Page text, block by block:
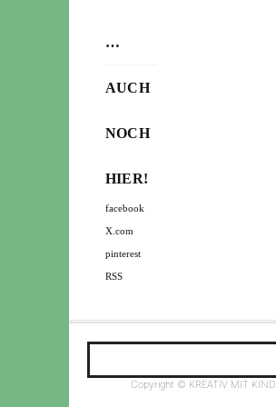
…
AUCH
NOCH
HIER!
facebook
X.com
pinterest
RSS
Copyright © KREATIV MIT KIND